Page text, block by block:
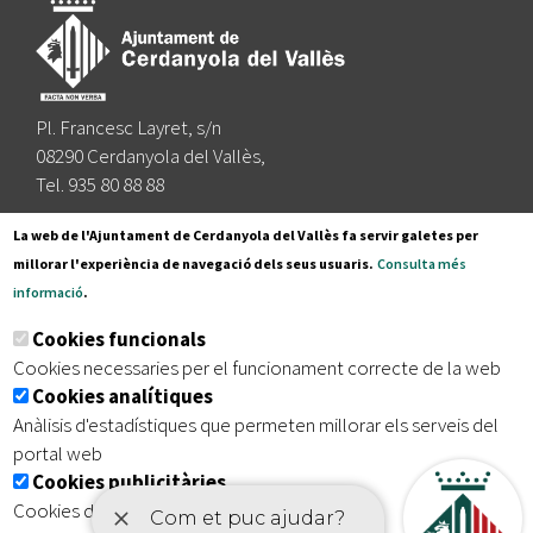
Pl. Francesc Layret, s/n
08290 Cerdanyola del Vallès,
Tel. 935 80 88 88
Segueix-nos a:
Subscriu-te al nostre butlletí
Inici | Avís legal | Protecció de dades
| Accessibilitat
La web de l'Ajuntament de Cerdanyola del Vallès fa servir galetes per
millorar l'experiència de navegació dels seus usuaris. Consulta més
informació.
Cookies funcionals
Cookies necessaries per el funcionament correcte de la web
Cookies analítiques
Anàlisis d'estadístiques que permeten millorar els serveis del
portal web
Cookies publicitàries
Cookies de tercers amb finalitat publicitària